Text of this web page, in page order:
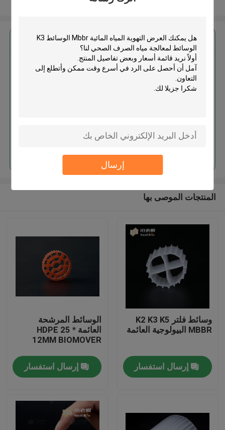
إرسال
منتجات
احصل على افضل سعر ل
التهوية المياه المائية Mbbr الوسائط
المنتجات الموصى بها
وسائط فلتر K2 K3 K5
MBBR البيولوجية العائمة
إرسال استفسار
الوسائط المرشحة
العائمة HDPE 25 *
12MM BIOMOVER
إرسال استفسار